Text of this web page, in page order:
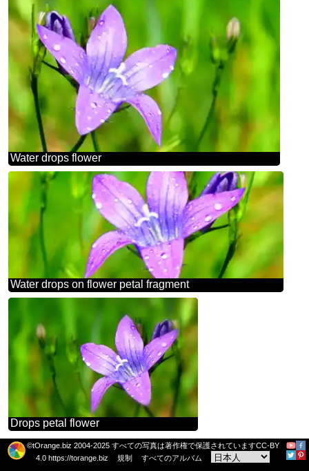
Water drops flower
Water drops on flower petal fragment
Drops petal flower
©tOrange.biz 2004-2025 すべての写真は著作権で保護されていますCC-BY
4.0 https://torange.biz
規制 すべてのアルバム